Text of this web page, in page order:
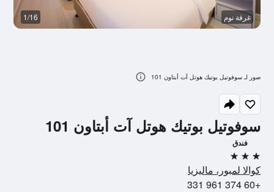
سوفوتيل بوتيك هوتل آت أبتاون 101
فندق
3 نجوم
كوالا لمبور، ماليزيا
+60 374 961 331
غرفة نوم 1/16
صور لـ سوفوتيل بوتيك هوتل آت أبتاون 101